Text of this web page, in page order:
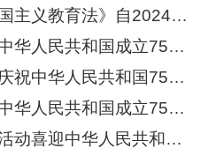
《中华人民共和国爱国主义教育法》自2024年1月1日起施行
陕西：周至教区庆祝中华人民共和国成立75周年音乐会暨书画展
上海天主教隆重举办庆祝中华人民共和国75周年歌咏会及书画展
山东省天主教界庆祝中华人民共和国成立75周年爱国主义系列活动在临沂举行
河北天主教界以系列活动喜迎中华人民共和国成立75周年